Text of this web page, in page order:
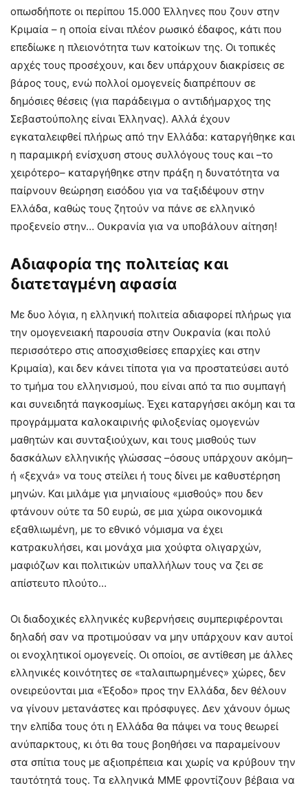
οπωσδήποτε οι περίπου 15.000 Έλληνες που ζουν στην
Κριμαία – η οποία είναι πλέον ρωσικό έδαφος, κάτι που
επεδίωκε η πλειονότητα των κατοίκων της. Οι τοπικές
αρχές τους προσέχουν, και δεν υπάρχουν διακρίσεις σε
βάρος τους, ενώ πολλοί ομογενείς διαπρέπουν σε
δημόσιες θέσεις (για παράδειγμα ο αντιδήμαρχος της
Σεβαστούπολης είναι Έλληνας). Αλλά έχουν
εγκαταλειφθεί πλήρως από την Ελλάδα: καταργήθηκε και
η παραμικρή ενίσχυση στους συλλόγους τους και –το
χειρότερο– καταργήθηκε στην πράξη η δυνατότητα να
παίρνουν θεώρηση εισόδου για να ταξιδέψουν στην
Ελλάδα, καθώς τους ζητούν να πάνε σε ελληνικό
προξενείο στην… Ουκρανία για να υποβάλουν αίτηση!
Αδιαφορία της πολιτείας και
διατεταγμένη αφασία
Με δυο λόγια, η ελληνική πολιτεία αδιαφορεί πλήρως για
την ομογενειακή παρουσία στην Ουκρανία (και πολύ
περισσότερο στις αποσχισθείσες επαρχίες και στην
Κριμαία), και δεν κάνει τίποτα για να προστατεύσει αυτό
το τμήμα του ελληνισμού, που είναι από τα πιο συμπαγή
και συνειδητά παγκοσμίως. Έχει καταργήσει ακόμη και τα
προγράμματα καλοκαιρινής φιλοξενίας ομογενών
μαθητών και συνταξιούχων, και τους μισθούς των
δασκάλων ελληνικής γλώσσας –όσους υπάρχουν ακόμη–
ή «ξεχνά» να τους στείλει ή τους δίνει με καθυστέρηση
μηνών. Και μιλάμε για μηνιαίους «μισθούς» που δεν
φτάνουν ούτε τα 50 ευρώ, σε μια χώρα οικονομικά
εξαθλιωμένη, με το εθνικό νόμισμα να έχει
κατρακυλήσει, και μονάχα μια χούφτα ολιγαρχών,
μαφιόζων και πολιτικών υπαλλήλων τους να ζει σε
απίστευτο πλούτο…
Οι διαδοχικές ελληνικές κυβερνήσεις συμπεριφέρονται
δηλαδή σαν να προτιμούσαν να μην υπάρχουν καν αυτοί
οι ενοχλητικοί ομογενείς. Οι οποίοι, σε αντίθεση με άλλες
ελληνικές κοινότητες σε «ταλαιπωρημένες» χώρες, δεν
ονειρεύονται μια «Έξοδο» προς την Ελλάδα, δεν θέλουν
να γίνουν μετανάστες και πρόσφυγες. Δεν χάνουν όμως
την ελπίδα τους ότι η Ελλάδα θα πάψει να τους θεωρεί
ανύπαρκτους, κι ότι θα τους βοηθήσει να παραμείνουν
στα σπίτια τους με αξιοπρέπεια και χωρίς να κρύβουν την
ταυτότητά τους. Τα ελληνικά ΜΜΕ φροντίζουν βέβαια να